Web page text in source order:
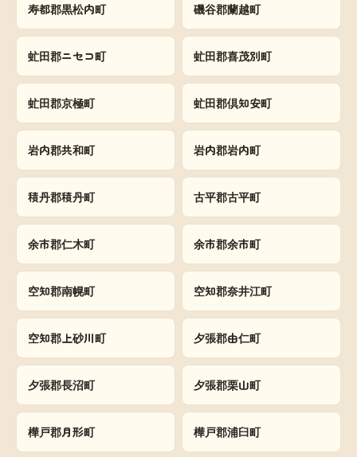
寿都郡黒松内町 磯谷郡蘭越町
虻田郡ニセコ町 虻田郡喜茂別町
虻田郡京極町 虻田郡倶知安町
岩内郡共和町 岩内郡岩内町
積丹郡積丹町 古平郡古平町
余市郡仁木町 余市郡余市町
空知郡南幌町 空知郡奈井江町
空知郡上砂川町 夕張郡由仁町
夕張郡長沼町 夕張郡栗山町
樺戸郡月形町 樺戸郡浦臼町